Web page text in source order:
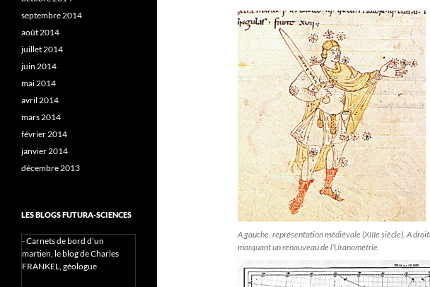
A gauche, représentation médiévale (XIIIe siècle). A
marquant un renouveau de l’Uranométrie.
septembre 2014
août 2014
juillet 2014
juin 2014
mai 2014
avril 2014
mars 2014
février 2014
janvier 2014
décembre 2013
LES BLOGS FUTURA-SCIENCES
-Carnets de bord d’un
martien, le blog de Charles
FRANKEL, géologue